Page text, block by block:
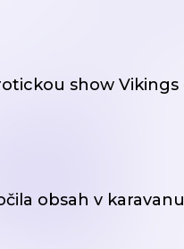
show Vikings
obsah v